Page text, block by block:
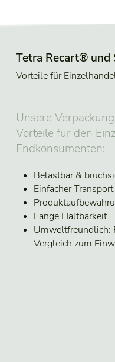
Tetra Recart® und
Vorteile für
Unsere
Vorteile für den
Endkonsumenten:
Belastbar &
Einfacher Transport
Lange Haltbarkeit
Umweltfreundlich:
Vergleich zum